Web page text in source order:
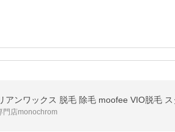
門店monochrom